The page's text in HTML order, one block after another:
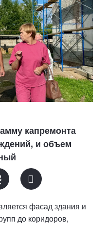
капремонта
и объем
фасад здания и
до коридоров,